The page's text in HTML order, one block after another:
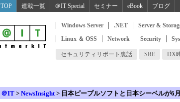
TOP 連載一覧 ＠IT Special セミナー eBook ブログ
Windows Server .NET Server &
Linux ＆ OSS
Network Security
セキュリティリポート裏話 SRE DX
＠IT > NewsInsight> 日本ピープルソフトと日本シーベルが6